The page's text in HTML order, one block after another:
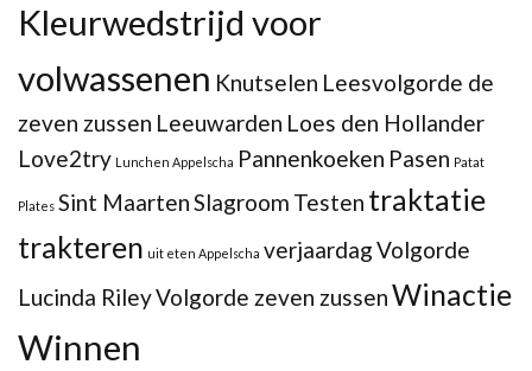
Kleurwedstrijd voor
volwassenen Knutselen Leesvolgorde de
zeven zussen Leeuwarden Loes den Hollander
Love2try Lunchen Appelscha Pannenkoeken Pasen Patat
Plates Sint MaartenSlagroom Testen traktatie
trakteren uit eten Appelscha verjaardagVolgorde
Lucinda RileyVolgorde zeven zussenWinactie
Winnen